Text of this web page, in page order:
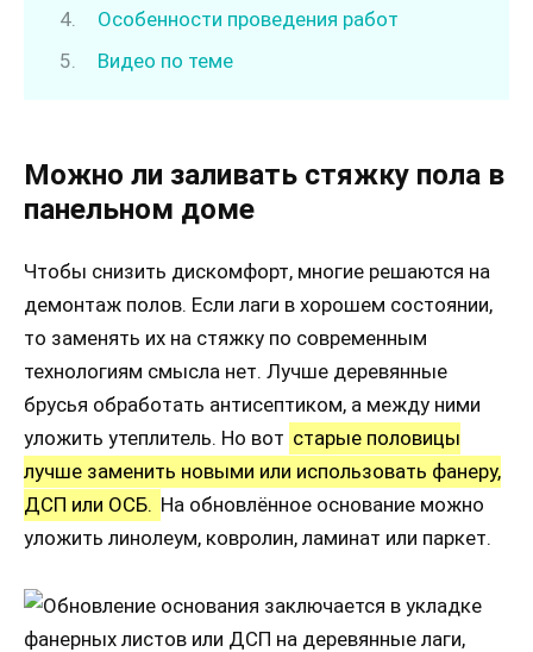
Особенности проведения работ
Видео по теме
Можно ли заливать стяжку пола в
панельном доме
Чтобы снизить дискомфорт, многие решаются на
демонтаж полов. Если лаги в хорошем состоянии,
то заменять их на стяжку по современным
технологиям смысла нет. Лучше деревянные
брусья обработать антисептиком, а между ними
уложить утеплитель. Но вот старые половицы
лучше заменить новыми или использовать фанеру,
ДСП или ОСБ. На обновлённое основание можно
уложить линолеум, ковролин, ламинат или паркет.